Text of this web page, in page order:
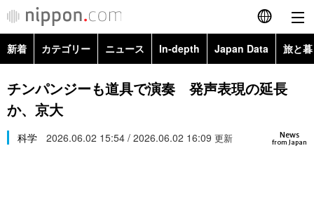
English
简体字
カテゴリー
新着 カテゴリー ニュース In-depth Japan Data 旅と
政治・外交
経済・ビジネス
Topics
チンパンジーも道具で演奏 発声表現の延長
か、京大
News
from Japan
科学 2026.06.02 15:54 / 2026.06.02 16:09 更新